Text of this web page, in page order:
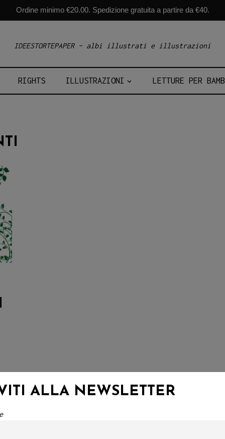
Ordine minimo €20.00. Spedizione gratuita a partire da €40.
IDEESTORTEPAPER – albi illustrati e illustrazioni
RIGHTS ILLUSTRAZIONI LETTURE PER
ALLA NEWSLETTER